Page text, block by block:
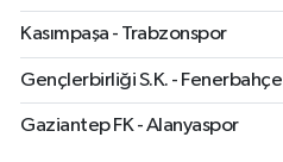
Kasımpaşa - Trabzonspor
Gençlerbirliği S.K. - Fenerbahçe
Gaziantep FK - Alanyaspor